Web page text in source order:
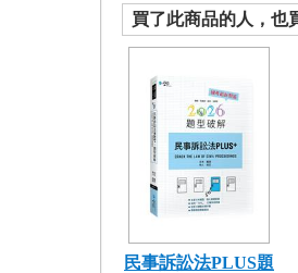
買了此商品的人，也
民事訴訟法PLUS題